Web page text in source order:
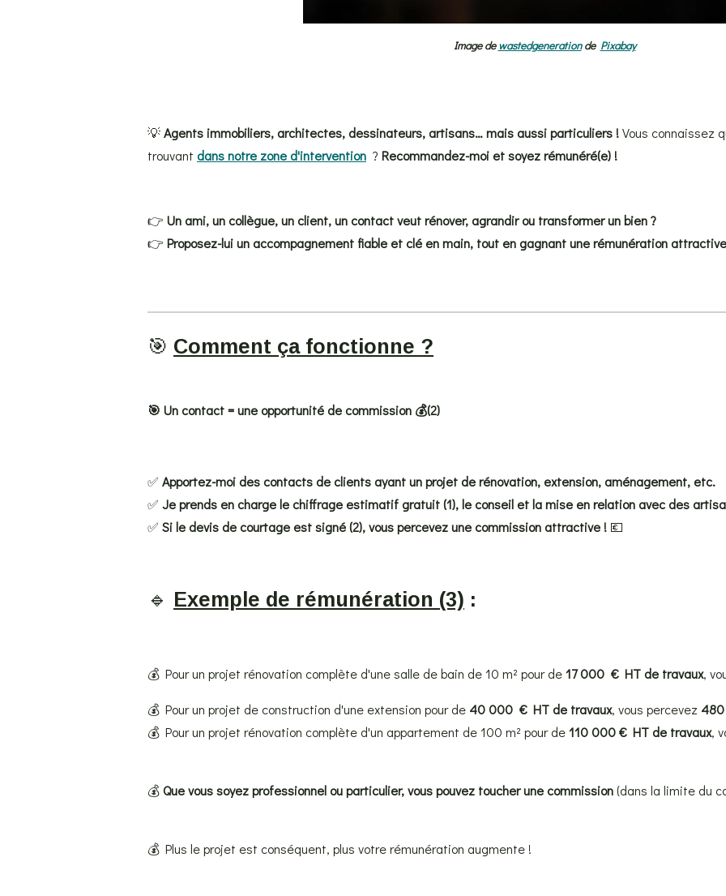
Image dewastedgenerationde Pixabay
💡Agents immobiliers, architectes, dessinateurs, artisans… mais aussi particuliers !Vous connaissez
trouvant dans notre zone d'intervention ? Recommandez-moi et soyez rémunéré(e) !
👉 Un ami, un collègue, un client, un contact veut rénover, agrandir ou transformer un bien ?
👉 Proposez-lui un accompagnement fiable et clé en main, tout en gagnant une rémunération
🎯 Comment ça fonctionne ?
🎯 Un contact = une opportunité de commission 💰(2)
✅ Apportez-moi des contacts de clients ayant un projet de rénovation, extension, aménagement, etc.
✅ Je prends en charge le chiffrage estimatif gratuit (1), le conseil et la mise en relation avec des
✅ Si le devis de courtage est signé (2), vous percevez une commission attractive ! 💶
🔹 Exemple de rémunération (3) :
💰 Pour un projet rénovation complète d'une salle de bain de 10 m² pour de17 000 € HT de travaux,
💰 Pour un projet de construction d'une extension pour de 40 000 € HT de travaux, vous percevez
💰 Pour un projet rénovation complète d'un appartement de 100 m² pour de110 000 € HT de travaux,
💰Que vous soyez professionnel ou particulier, vous pouvez toucher une commission(dans la limite du
💰 Plus le projet est conséquent, plus votre rémunération augmente !